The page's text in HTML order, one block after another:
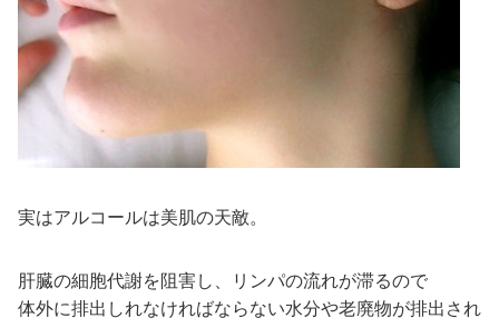
実はアルコールは美肌の天敵。
肝臓の細胞代謝を阻害し、リンパの流れが滞るので
体外に排出しれなければならない水分や老廃物が排出され